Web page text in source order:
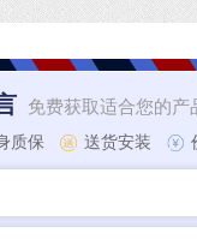
免费获取适合您的产
质保 送货安装